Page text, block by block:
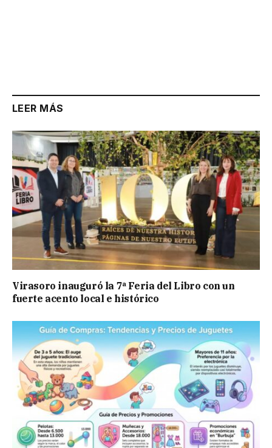
LEER MÁS
Virasoro inauguró la 7ª Feria del Libro con un
fuerte acento local e histórico